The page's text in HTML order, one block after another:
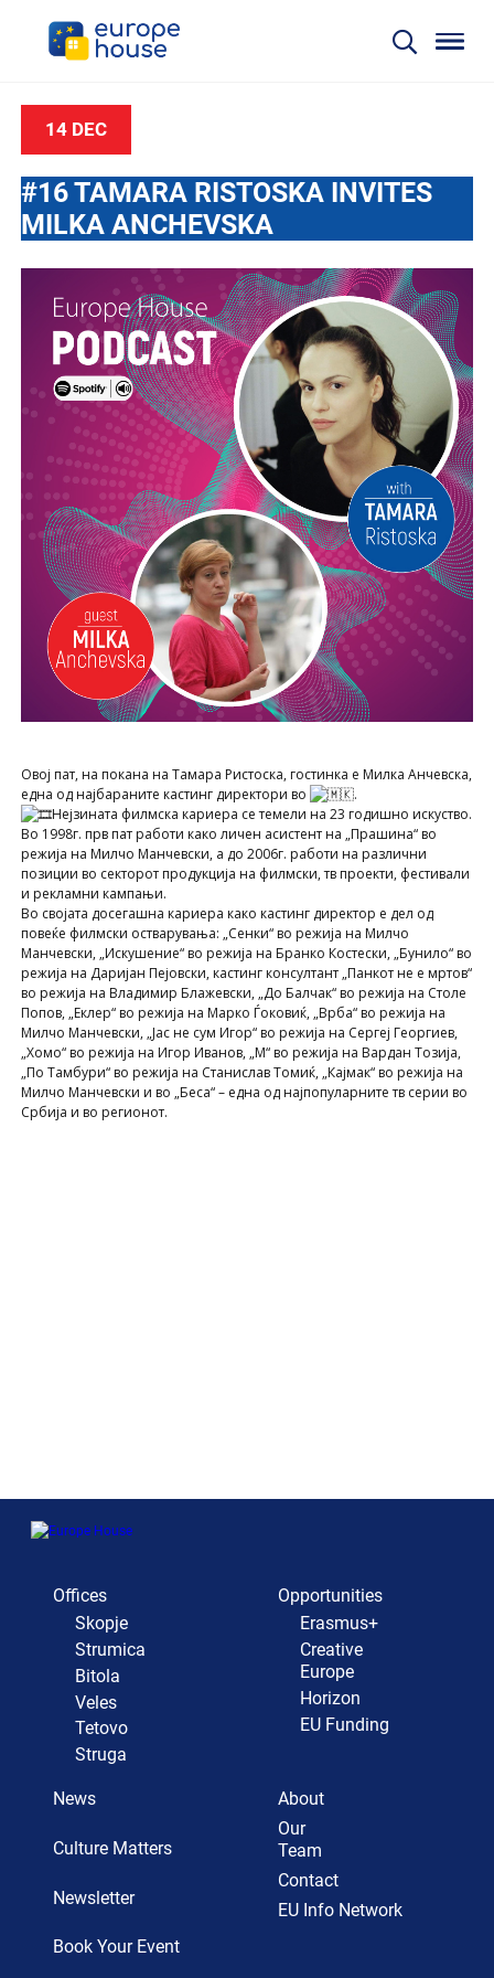
14 DEC
#16 TAMARA RISTOSKA INVITES
MILKA ANCHEVSKA
Овој пат, на покана на Тамара Ристоска, гостинка е Милка Анчевска,
една од најбараните кастинг директори во
.
Нејзината филмска кариера се темели на 23 годишно искуство.
Во 1998г. прв пат работи како личен асистент на „Прашина“ во
режија на Милчо Манчевски, а до 2006г. работи на различни
позиции во секторот продукција на филмски, тв проекти, фестивали
и рекламни кампањи.
Во својата досегашна кариера како кастинг директор е дел од
повеќе филмски остварувања: „Сенки“ во режија на Милчо
Манчевски, „Искушение“ во режија на Бранко Костески, „Бунило“ во
режија на Даријан Пејовски, кастинг консултант „Панкот не е мртов“
во режија на Владимир Блажевски, „До Балчак“ во режија на Столе
Попов, „Еклер“ во режија на Марко Ѓоковиќ, „Врба“ во режија на
Милчо Манчевски, „Јас не сум Игор“ во режија на Сергеј Георгиев,
„Хомо“ во режија на Игор Иванов, „М“ во режија на Вардан Тозија,
„По Тамбури“ во режија на Станислав Томиќ, „Кајмак“ во режија на
Милчо Манчевски и во „Беса“ – една од најпопуларните тв серии во
Србија и во регионот.
Offices
Skopje
Strumica
Bitola
Veles
Tetovo
Struga
Opportunities
Erasmus+
Creative
Europe
Horizon
EU Funding
News
Culture Matters
Newsletter
Book Your Event
About
Our
Team
Contact
EU Info Network